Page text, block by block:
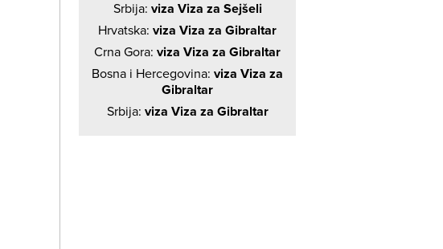
Srbija: viza Viza za Sejšeli
Hrvatska: viza Viza za Gibraltar
Crna Gora: viza Viza za Gibraltar
Bosna i Hercegovina: viza Viza za
Gibraltar
Srbija: viza Viza za Gibraltar